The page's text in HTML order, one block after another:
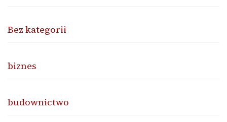
Bez kategorii
biznes
budownictwo